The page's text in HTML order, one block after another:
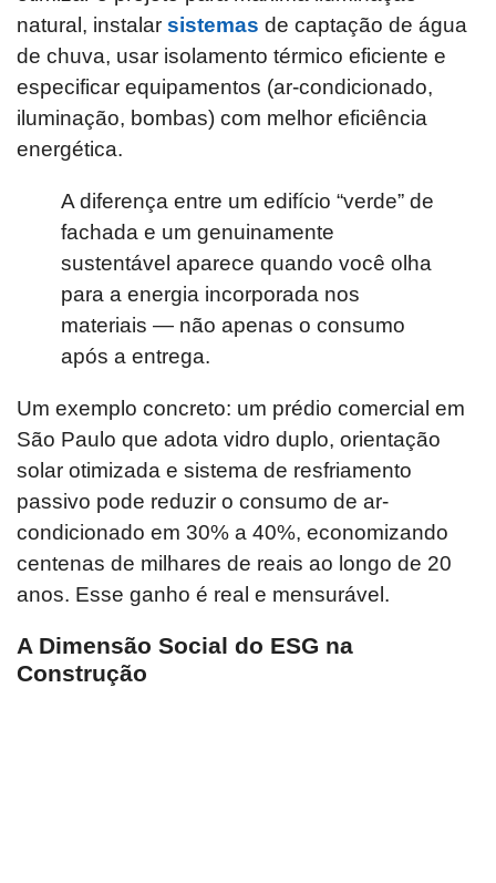
natural, instalar sistemas de captação de água
de chuva, usar isolamento térmico eficiente e
especificar equipamentos (ar-condicionado,
iluminação, bombas) com melhor eficiência
energética.
A diferença entre um edifício “verde” de
fachada e um genuinamente
sustentável aparece quando você olha
para a energia incorporada nos
materiais — não apenas o consumo
após a entrega.
Um exemplo concreto: um prédio comercial em
São Paulo que adota vidro duplo, orientação
solar otimizada e sistema de resfriamento
passivo pode reduzir o consumo de ar-
condicionado em 30% a 40%, economizando
centenas de milhares de reais ao longo de 20
anos. Esse ganho é real e mensurável.
A Dimensão Social do ESG na
Construção